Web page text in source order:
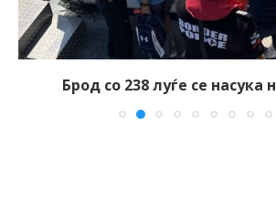
Брод со 238 луѓе се насука